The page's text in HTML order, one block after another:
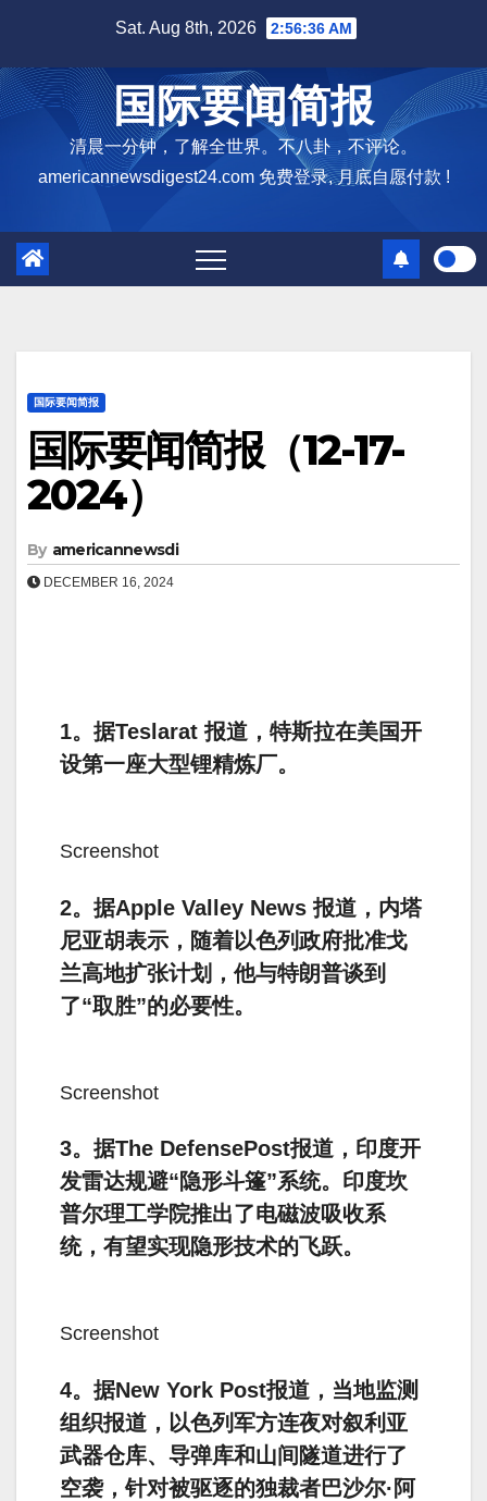
content
Sat. Aug 8th, 2026 2:56:37 AM
国际要闻简报
清晨一分钟，了解全世界。不八卦，不评论。
americannewsdigest24.com 免费登录, 月底自愿付款 !
国际要闻简报
国际要闻简报（12-17-
2024）
By americannewsdi
DECEMBER 16, 2024
1。据Teslarat 报道，特斯拉在美国开
设第一座大型锂精炼厂。
Screenshot
2。据Apple Valley News 报道，内塔
尼亚胡表示，随着以色列政府批准戈
兰高地扩张计划，他与特朗普谈到
了“取胜”的必要性。
Screenshot
3。据The DefensePost报道，印度开
发雷达规避“隐形斗篷”系统。印度坎
普尔理工学院推出了电磁波吸收系
统，有望实现隐形技术的飞跃。
Screenshot
4。据New York Post报道，当地监测
组织报道，以色列军方连夜对叙利亚
武器仓库、导弹库和山间隧道进行了
空袭，针对被驱逐的独裁者巴沙尔·阿